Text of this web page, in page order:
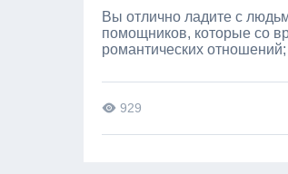
Вы отлично ладите с
помощников, которые со
романтических
929